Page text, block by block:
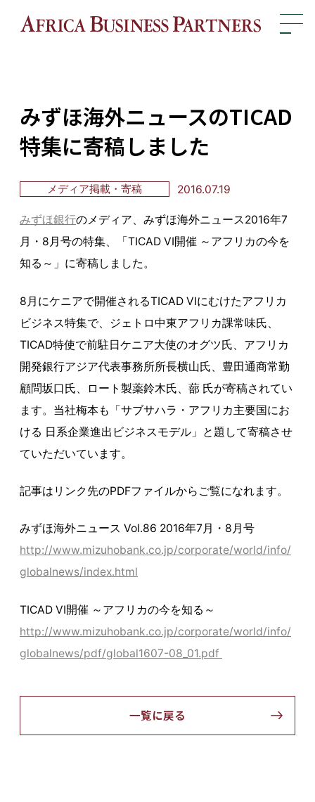
みずほ海外ニュースのTICAD
特集に寄稿しました
メディア掲載・寄稿 2016.07.19
みずほ銀行のメディア、みずほ海外ニュース2016年7
月・8月号の特集、「TICAD VI開催 ～アフリカの今を
知る～」に寄稿しました。
8月にケニアで開催されるTICAD VIにむけたアフリカ
ビジネス特集で、ジェトロ中東アフリカ課常味氏、
TICAD特使で前駐日ケニア大使のオグツ氏、アフリカ
開発銀行アジア代表事務所所長横山氏、豊田通商常勤
顧問坂口氏、ロート製薬鈴木氏、蔀 氏が寄稿されてい
ます。当社梅本も「サブサハラ・アフリカ主要国にお
ける 日系企業進出ビジネスモデル」と題して寄稿させ
ていただいています。
記事はリンク先のPDFファイルからご覧になれます。
みずほ海外ニュース Vol.86 2016年7月・8月号
http://www.mizuhobank.co.jp/corporate/world/info/
globalnews/index.html
TICAD VI開催 ～アフリカの今を知る～
http://www.mizuhobank.co.jp/corporate/world/info/
globalnews/pdf/global1607-08_01.pdf
一覧に戻る